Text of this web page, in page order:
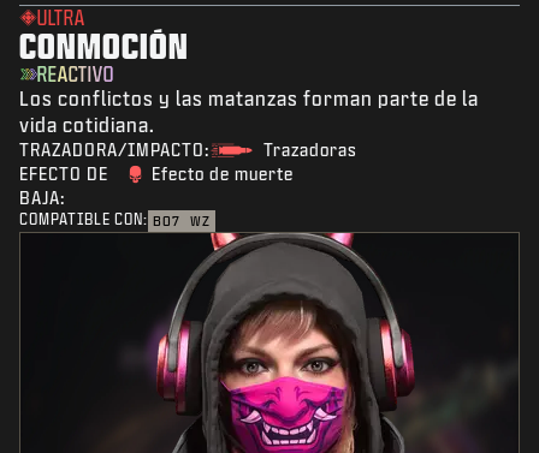
ULTRA
CONMOCIÓN
REACTIVO
Los conflictos y las matanzas forman parte de la
vida cotidiana.
TRAZADORA/IMPACTO:
Trazadoras
EFECTO DE
BAJA:
Efecto de muerte
COMPATIBLE CON: BO7 WZ